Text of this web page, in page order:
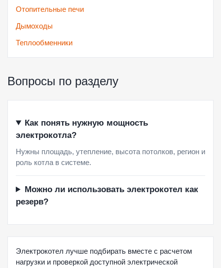
Отопительные печи
Дымоходы
Теплообменники
Вопросы по разделу
Как понять нужную мощность
электрокотла?
Нужны площадь, утепление, высота потолков, регион и
роль котла в системе.
Можно ли использовать электрокотел как
резерв?
Электрокотел лучше подбирать вместе с расчетом
нагрузки и проверкой доступной электрической